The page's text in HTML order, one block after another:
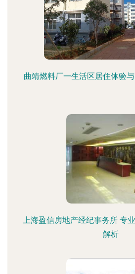
曲靖燃料厂一生活区居住体验
上海盈信房地产经纪事务所 专
解析